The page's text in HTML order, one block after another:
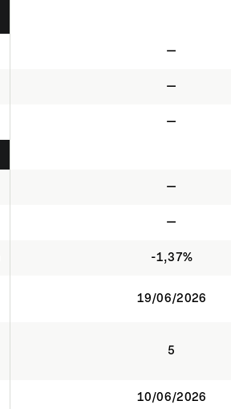
—
—
—
—
—
-1,37%
19/06/2026
5
10/06/2026